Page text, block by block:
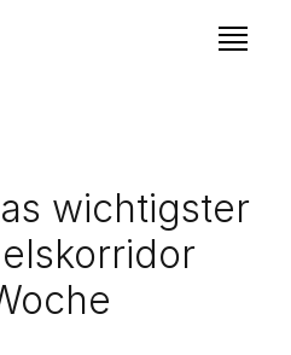
wichtigster